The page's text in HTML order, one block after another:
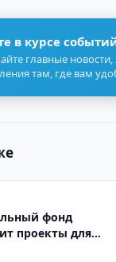
в курсе
главные
там, где вам
фонд
проекты для